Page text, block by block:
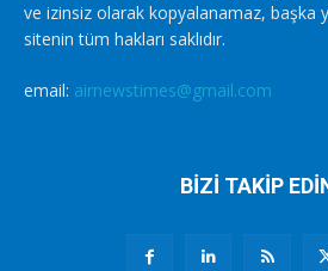
ve izinsiz olarak kopyalanamaz, başka
sitenin tüm hakları saklıdır.
email: airnewstimes@gmail.com
BİZİ TAKİP